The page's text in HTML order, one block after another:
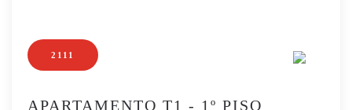
2111
APARTAMENTO T1 - 1º PISO